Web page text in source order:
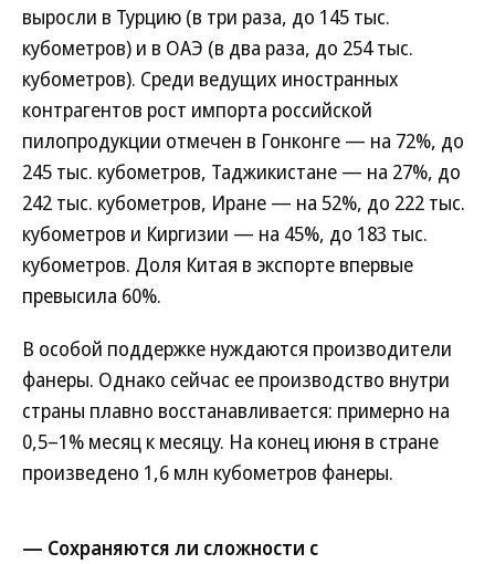
выросли в Турцию (в три раза, до 145 тыс.
кубометров) и в ОАЭ (в два раза, до 254 тыс.
кубометров). Среди ведущих иностранных
контрагентов рост импорта российской
пилопродукции отмечен в Гонконге — на 72%, до
245 тыс. кубометров, Таджикистане — на 27%, до
242 тыс. кубометров, Иране — на 52%, до 222 тыс.
кубометров и Киргизии — на 45%, до 183 тыс.
кубометров. Доля Китая в экспорте впервые
превысила 60%.
В особой поддержке нуждаются производители
фанеры. Однако сейчас ее производство внутри
страны плавно восстанавливается: примерно на
0,5–1% месяц к месяцу. На конец июня в стране
произведено 1,6 млн кубометров фанеры.
— Сохраняются ли сложности с